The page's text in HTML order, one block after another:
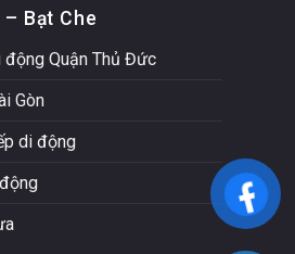
Bạt Che
động Quận Thủ Đức
Gòn
di động